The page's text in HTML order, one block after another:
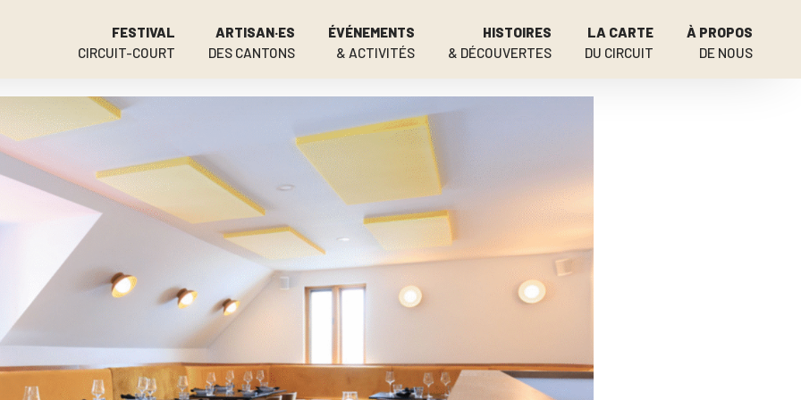
FESTIVAL
CIRCUIT-COURT
ARTISAN·ES
DES CANTONS
ÉVÉNEMENTS
& ACTIVITÉS
HISTOIRES
& DÉCOUVERTES
LA CARTE
DU CIRCUIT
À PROPOS
DE NOUS